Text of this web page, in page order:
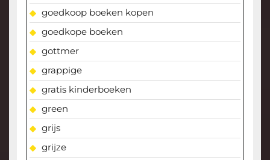
goedkoop boeken kopen
goedkope boeken
gottmer
grappige
gratis kinderboeken
green
grijs
grijze